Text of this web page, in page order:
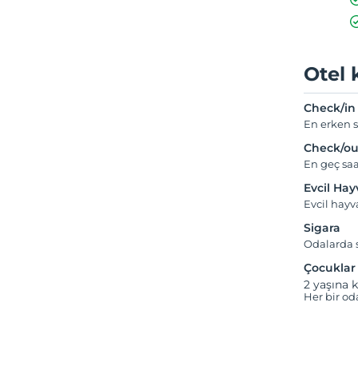
Otel
Check/in
En erken
Check/
En geç
Evcil
Evcil
Sigara
Odalarda
Çocuklar
2 yaşına
Her bir